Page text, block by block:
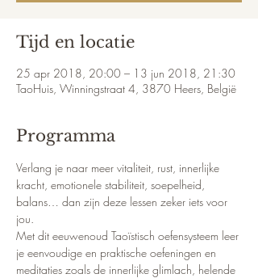
Tijd en locatie
25 apr 2018, 20:00 – 13 jun 2018, 21:30
TaoHuis, Winningstraat 4, 3870 Heers, België
Programma
Verlang je naar meer vitaliteit, rust, innerlijke
kracht, emotionele stabiliteit, soepelheid,
balans… dan zijn deze lessen zeker iets voor
jou.
Met dit eeuwenoud Taoïstisch oefensysteem leer
je eenvoudige en praktische oefeningen en
meditaties zoals de innerlijke glimlach, helende